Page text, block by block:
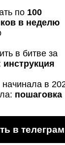
в телеграм
по 100
в неделю
в битве за
инструкция
в
пошаговка